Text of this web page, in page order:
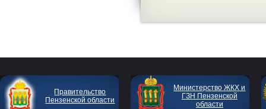
Правительство
Пензенской области
Министерство ЖКХ и
ГЗН Пензенской
области